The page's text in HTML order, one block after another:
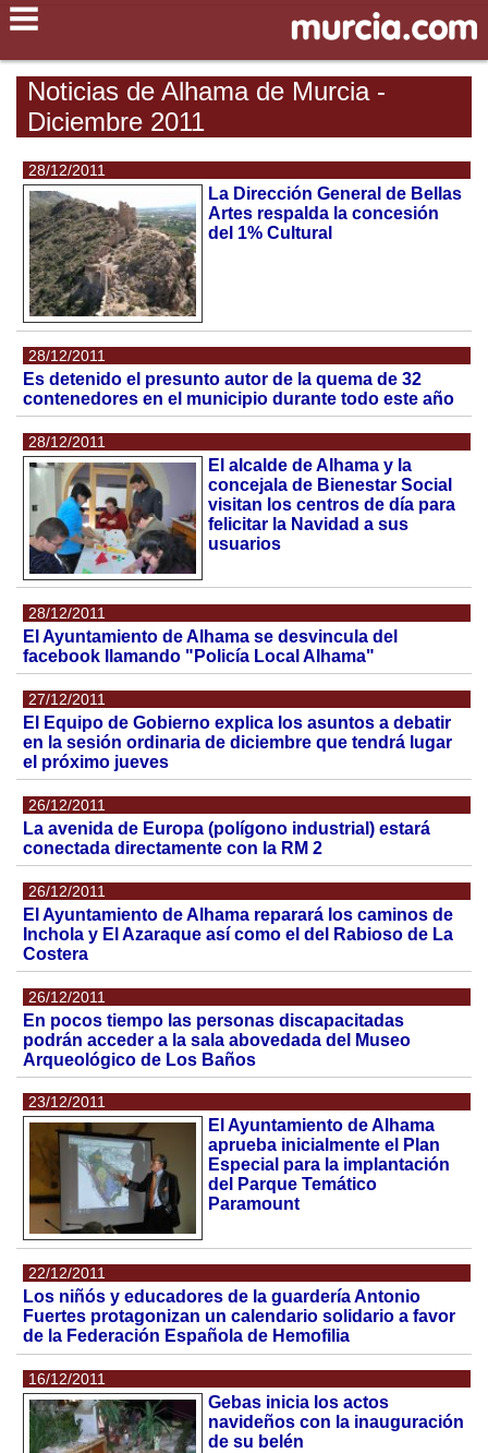
Noticias de Alhama de Murcia -
Diciembre 2011
28/12/2011
La Dirección General de Bellas
Artes respalda la concesión
del 1% Cultural
28/12/2011
Es detenido el presunto autor de la quema de 32
contenedores en el municipio durante todo este año
28/12/2011
El alcalde de Alhama y la
concejala de Bienestar Social
visitan los centros de día para
felicitar la Navidad a sus
usuarios
28/12/2011
El Ayuntamiento de Alhama se desvincula del
facebook llamando "Policía Local Alhama"
27/12/2011
El Equipo de Gobierno explica los asuntos a debatir
en la sesión ordinaria de diciembre que tendrá lugar
el próximo jueves
26/12/2011
La avenida de Europa (polígono industrial) estará
conectada directamente con la RM 2
26/12/2011
El Ayuntamiento de Alhama reparará los caminos de
Inchola y El Azaraque así como el del Rabioso de La
Costera
26/12/2011
En pocos tiempo las personas discapacitadas
podrán acceder a la sala abovedada del Museo
Arqueológico de Los Baños
23/12/2011
El Ayuntamiento de Alhama
aprueba inicialmente el Plan
Especial para la implantación
del Parque Temático
Paramount
22/12/2011
Los niñós y educadores de la guardería Antonio
Fuertes protagonizan un calendario solidario a favor
de la Federación Española de Hemofilia
16/12/2011
Gebas inicia los actos
navideños con la inauguración
de su belén